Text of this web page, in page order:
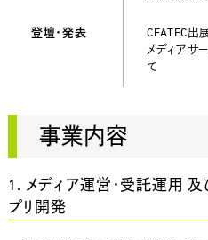
登壇・発表
CEATEC出
メディアサ
て
事業内容
1. メディア運営・受託運用 及
プリ開発